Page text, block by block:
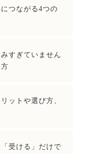
つながる4つの
すぎていません
ットや選び方、
受ける」だけで